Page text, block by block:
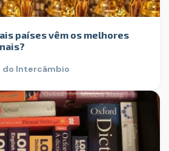
países vêm os melhores
do Intercâmbio